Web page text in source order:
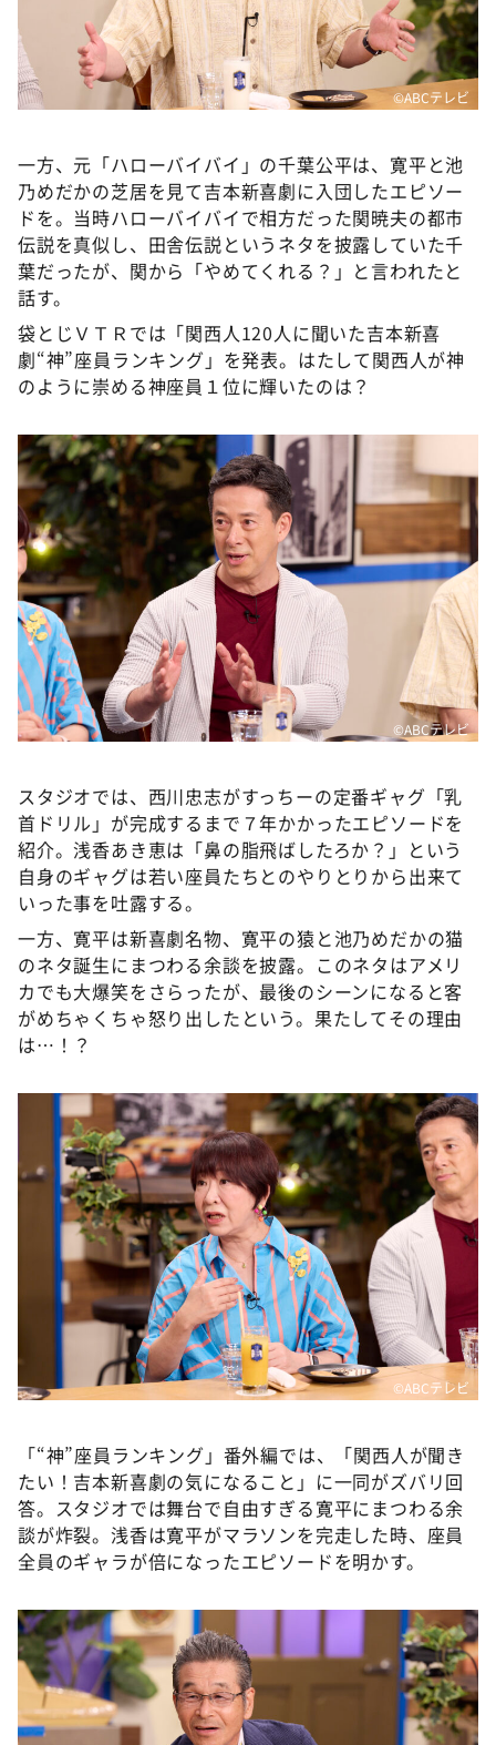
©ABCテレビ
一方、元「ハローバイバイ」の千葉公平は、寛平と池
乃めだかの芝居を見て吉本新喜劇に入団したエピソー
ドを。当時ハローバイバイで相方だった関暁夫の都市
伝説を真似し、田舎伝説というネタを披露していた千
葉だったが、関から「やめてくれる？」と言われたと
話す。
袋とじＶＴＲでは「関西人120人に聞いた吉本新喜
劇“神”座員ランキング」を発表。はたして関西人が神
のように崇める神座員１位に輝いたのは？
©ABCテレビ
スタジオでは、西川忠志がすっちーの定番ギャグ「乳
首ドリル」が完成するまで７年かかったエピソードを
紹介。浅香あき恵は「鼻の脂飛ばしたろか？」という
自身のギャグは若い座員たちとのやりとりから出来て
いった事を吐露する。
一方、寛平は新喜劇名物、寛平の猿と池乃めだかの猫
のネタ誕生にまつわる余談を披露。このネタはアメリ
カでも大爆笑をさらったが、最後のシーンになると客
がめちゃくちゃ怒り出したという。果たしてその理由
は…！？
©ABCテレビ
「“神”座員ランキング」番外編では、「関西人が聞き
たい！吉本新喜劇の気になること」に一同がズバリ回
答。スタジオでは舞台で自由すぎる寛平にまつわる余
談が炸裂。浅香は寛平がマラソンを完走した時、座員
全員のギャラが倍になったエピソードを明かす。